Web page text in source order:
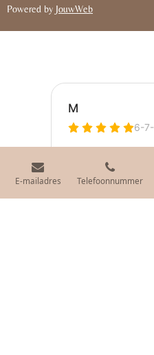
Powered by JouwWeb
E-mailadres Telefoonnummer